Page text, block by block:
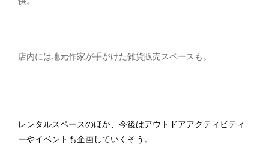
店内には地元作家が手がけた雑貨販売スペースも。
レンタルスペースのほか、今後はアウトドアアクティビティ
ーやイベントも企画していくそう。